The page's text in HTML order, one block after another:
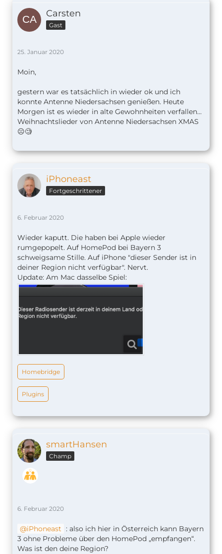
Carsten
Gast
25. Januar 2020
Moin,
gestern war es tatsächlich in wieder ok und ich
konnte Antenne Niedersachsen genießen. Heute
Morgen ist es wieder in alte Gewohnheiten verfallen...
Weihnachtslieder von Antenne Niedersachsen XMAS
☹️🧐
iPhoneast
Fortgeschrittener
6. Februar 2020
Wieder kaputt. Die haben bei Apple wieder
rumgepopelt. Auf HomePod bei Bayern 3
schweigsame Stille. Auf iPhone "dieser Sender ist in
deiner Region nicht verfügbar". Nervt.
Update: Am Mac dasselbe Spiel:
Homebridge
Plugins
smartHansen
Champ
6. Februar 2020
iPhoneast : also ich hier in Österreich kann Bayern
3 ohne Probleme über den HomePod „empfangen“.
Was ist den deine Region?